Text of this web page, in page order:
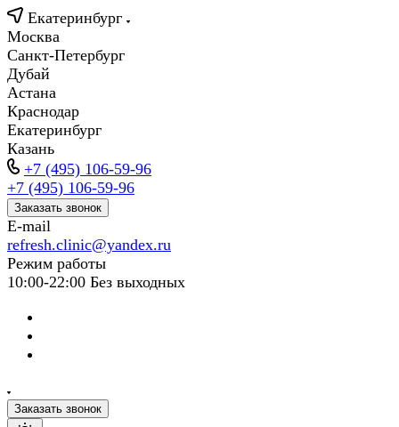
Екатеринбург
Москва
Санкт-Петербург
Дубай
Астана
Краснодар
Екатеринбург
Казань
+7 (495) 106-59-96
+7 (495) 106-59-96
Заказать звонок
E-mail
refresh.clinic@yandex.ru
Режим работы
10:00-22:00 Без выходных
Заказать звонок